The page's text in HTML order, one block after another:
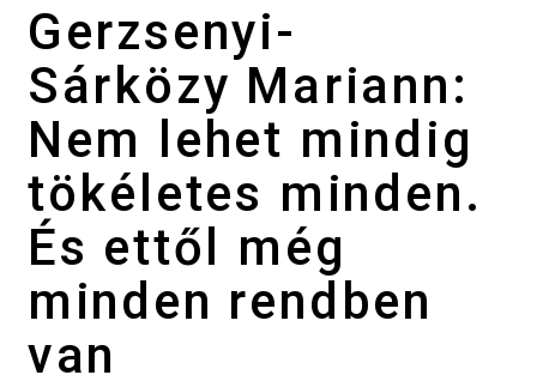
Gerzsenyi-
Sárközy Mariann:
Nem lehet mindig
tökéletes minden.
És ettől még
minden rendben
van